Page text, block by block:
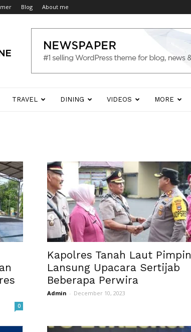
Blog About me
TRAVEL DINING VIDEOS MORE
0
Kapolres Tanah Laut Pimpin
Lansung Upacara Sertijab
Beberapa Perwira
Admin - December 10, 2023